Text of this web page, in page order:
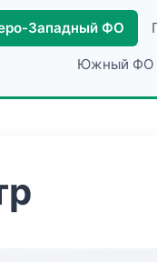
Западный ФО
Южный ФО